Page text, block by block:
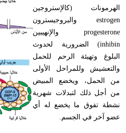
الهرمونات (كالإستروجين
estrogen والبروجيسترون
progesterone والإنهيبين
inhibin) الضرورية لحدوث
البلوغ وتهيئة الرحم للحمل
والتعشيش وللمراحل الأولى
من الحمل، ويخضع المبيض
من أجل ذلك لتبدلات شهرية
نشطة تفوق ما يخضع له أي
عضو آخر في الجسم.